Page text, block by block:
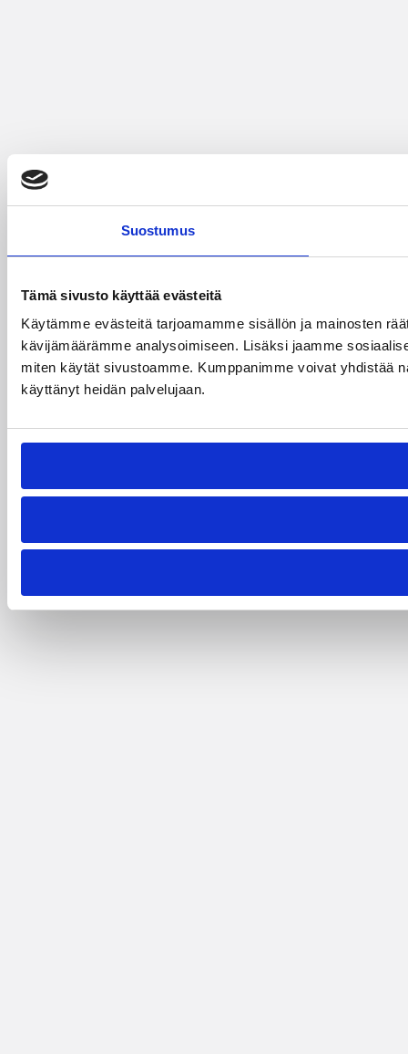
Suostumus
Tämä sivusto käyttää evästeitä
Käytämme evästeitä tarjoamamme sisällön ja mainosten
kävijämäärämme analysoimiseen. Lisäksi jaamme
miten käytät sivustoamme. Kumppanimme voivat yhdistää
käyttänyt heidän palvelujaan.